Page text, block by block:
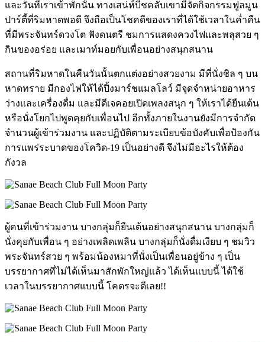
และวันที่เราเข้าพักนั้น ทางเสน่ห์บีชคลับเขามีจัดกิจกรรมฟูลมูน
ปาร์ตี้ที่ริมหาดพอดี จึงถือเป็นโชคดีของเราที่ได้ใช้เวลาในค่ำคืน
ที่มีพระจันทร์ดวงโต ฟังดนตรี ชมการแสดงควงไฟและพลุสวย ๆ
กินของอร่อย และเมาท์มอยกับเพื่อนอย่างสนุกสนาน
สถานที่ริมหาดในคืนวันนั้นตกแต่งอย่างสวยงาม มีที่นั่งชิล ๆ บน
หาดทราย มีกองไฟให้ได้ปิ้งมาร์ชแมลโลว์ มีจุดจำหน่ายอาหาร
ว่างและเครื่องดื่ม และมีดีเจคอยเปิดเพลงสนุก ๆ ให้เราได้ยืนเต้น
หรือนั่งโยกไปพูดคุยกับเพื่อนไป อีกทั้งภายในงานยังมีการจำกัด
จำนวนผู้เข้าร่วมงาน และปฏิบัติตามระเบียบข้อบังคับเพื่อป้องกัน
การแพร่ระบาดของโควิด-19 เป็นอย่างดี จึงไม่มีอะไรให้ต้อง
กังวล
ผู้คนที่เข้าร่วมงาน บางกลุ่มก็ยืนเต้นอย่างสนุกสนาน บางกลุ่มก็
นั่งคุยกับเพื่อน ๆ อย่างเพลิดเพลิน บางกลุ่มก็นั่งดื่มเงียบ ๆ ชมวิว
พระจันทร์สวย ๆ พร้อมน้องหมาที่นั่งเป็นเพื่อนอยู่ข้าง ๆ เป็น
บรรยากาศที่ไม่ได้เห็นมาสักพักใหญ่แล้ว ได้เห็นแบบนี้ ได้ใช้
เวลาในบรรยากาศแบบนี้ โคตรจะดีเลย!!